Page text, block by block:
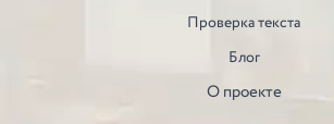
Проверка текста
Блог
О проекте